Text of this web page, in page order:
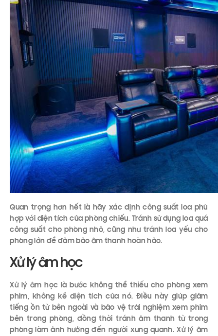
Quan trọng hơn hết là hãy xác định công suất loa phù
hợp với diện tích của phòng chiếu. Tránh sử dụng loa quá
công suất cho phòng nhỏ, cũng như tránh loa yếu cho
phòng lớn để đảm bảo âm thanh hoàn hảo.
Xử lý âm học
Xử lý âm học là bước không thể thiếu cho phòng xem
phim, không kể diện tích của nó. Điều này giúp giảm
tiếng ồn từ bên ngoài và bảo vệ trải nghiệm xem phim
bên trong phòng, đồng thời tránh âm thanh từ trong
phòng làm ảnh hưởng đến người xung quanh. Xử lý âm